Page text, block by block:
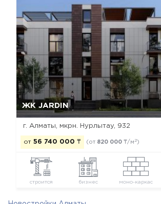
ЖК JARDIN
г. Алматы, мкрн. Нурлытау, 932
от 56 740 000 ₸ (от 820 000 ₸/м 2)
строится бизнес моно-каркас
Да, удалить Отмена